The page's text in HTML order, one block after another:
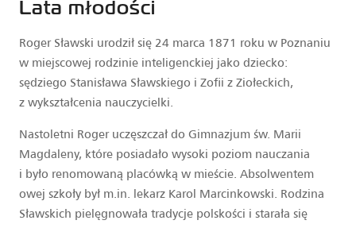
Lata młodości
Roger Sławski urodził się 24 marca 1871 roku w Poznaniu
w miejscowej rodzinie inteligenckiej jako dziecko:
sędziego Stanisława Sławskiego i Zofii z Ziołeckich,
z wykształcenia nauczycielki.
Nastoletni Roger uczęszczał do Gimnazjum św. Marii
Magdaleny, które posiadało wysoki poziom nauczania
i było renomowaną placówką w mieście. Absolwentem
owej szkoły był m.in. lekarz Karol Marcinkowski. Rodzina
Sławskich pielęgnowała tradycje polskości i starała się